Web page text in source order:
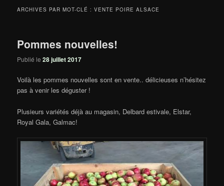
ARCHIVES PAR MOT-CLÉ :VENTE POIRE ALSACE
Pommes nouvelles!
Publié le28 juillet 2017
Voilà les pommes nouvelles sont en vente.. délicieuses n’hésitez
pas à venir les déguster !
Plusieurs variétés déjà au magasin, Delbard estivale, Elstar,
Royal Gala, Galmac!